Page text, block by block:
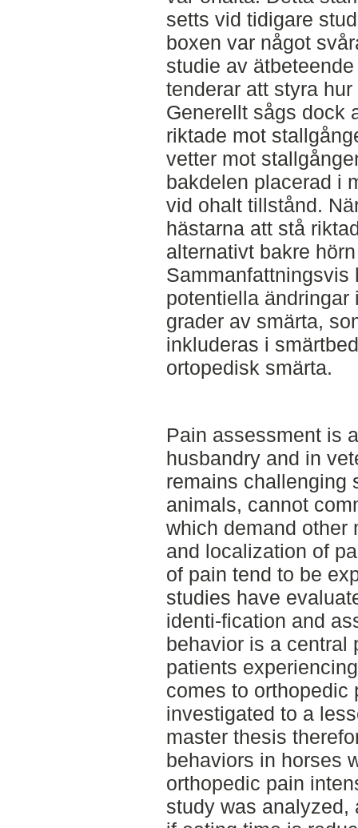
setts vid tidigare
boxen var något
studie av
tenderar att styra
Generellt sågs dock
riktade mot
vetter mot
bakdelen placerad i
vid ohalt tillstånd.
hästarna att stå
alternativt bakre
Sammanfattningsvis
potentiella
grader av smärta,
inkluderas i
ortopedisk smärta.
Pain assessment is
husbandry and in
remains challenging
animals, cannot
which demand other
and localization of
of pain tend to be
studies have
identi-fication and
behavior is a central
patients
comes to orthopedic
investigated to a
master thesis
behaviors in horses
orthopedic pain
study was analyzed,